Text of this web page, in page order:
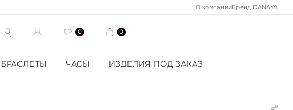
О компанииБренд DANAYA
0 0
БРАСЛЕТЫ ЧАСЫ ИЗДЕЛИЯ ПОД ЗАКАЗ